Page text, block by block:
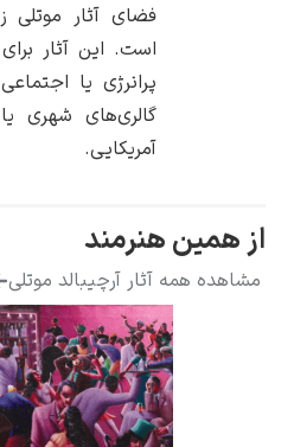
پرفروش‌ترین
فضای آثار موتلی زنده،
است. این آثار برای فضاهایی
پرانرژی یا اجتماعی مناسب‌اند؛
گالری‌های شهری یا فضاهایی
هنرمند
آثار آرچیبالد موتلی